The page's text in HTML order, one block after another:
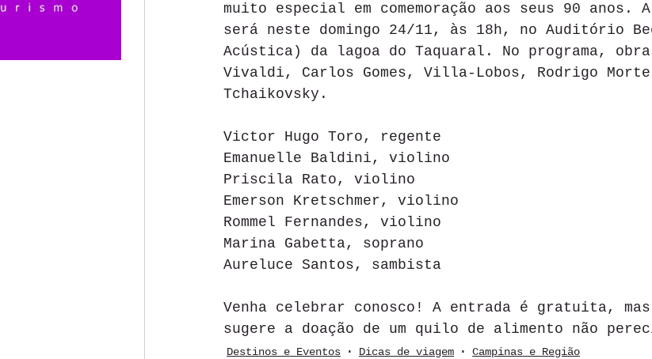
muito especial em comemoração aos seus 90 anos.
será neste domingo 24/11, às 18h, no Auditório
Acústica) da lagoa do Taquaral. No programa,
Vivaldi, Carlos Gomes, Villa-Lobos, Rodrigo
Tchaikovsky.
Victor Hugo Toro, regente
Emanuelle Baldini, violino
Priscila Rato, violino
Emerson Kretschmer, violino
Rommel Fernandes, violino
Marina Gabetta, soprano
Aureluce Santos, sambista
Venha celebrar conosco! A entrada é gratuita,
sugere a doação de um quilo de alimento não
Destinos e Eventos Dicas de viagem Campinas e Região